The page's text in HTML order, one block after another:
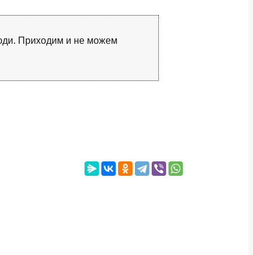
Приходим и не можем